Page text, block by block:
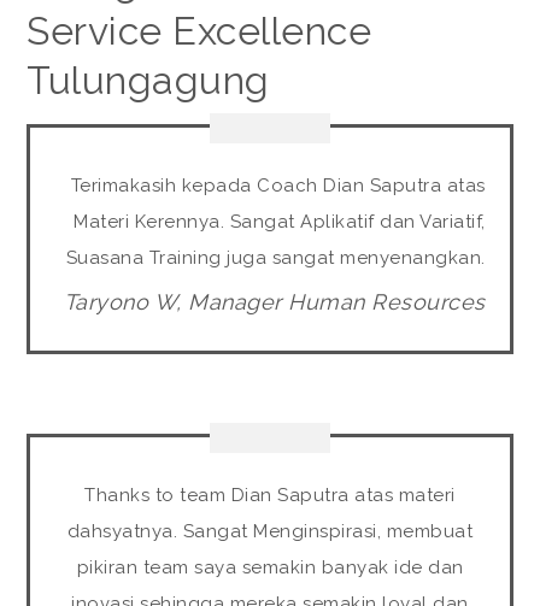
Service Excellence
Tulungagung
Terimakasih kepada Coach Dian Saputra atas
Materi Kerennya. Sangat Aplikatif dan Variatif,
Suasana Training juga sangat menyenangkan.
Taryono W, Manager Human Resources
Thanks to team Dian Saputra atas materi
dahsyatnya. Sangat Menginspirasi, membuat
pikiran team saya semakin banyak ide dan